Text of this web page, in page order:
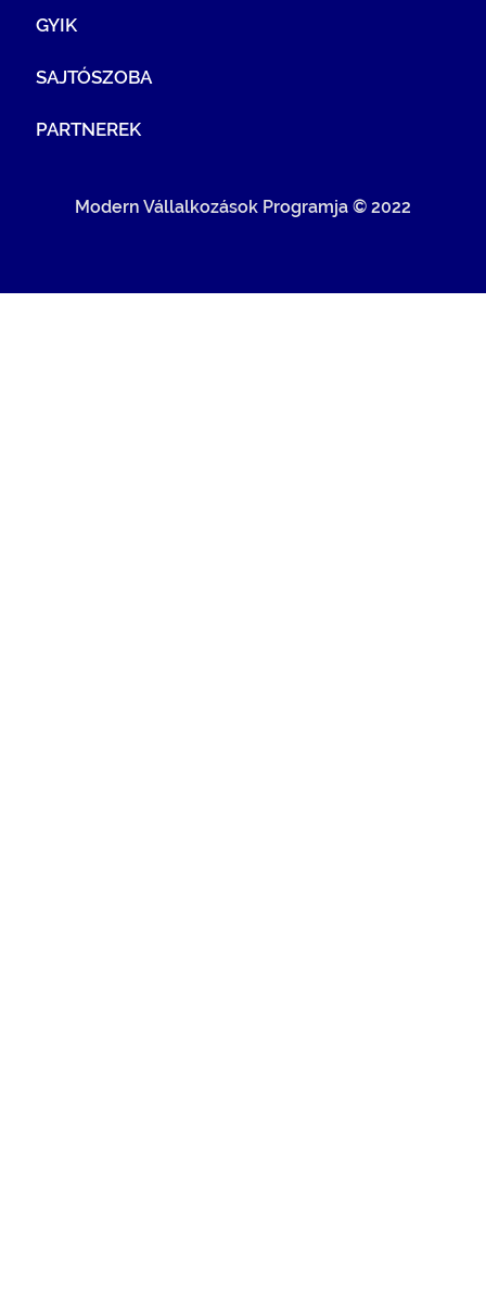
GYIK
SAJTÓSZOBA
PARTNEREK
Modern Vállalkozások Programja © 2022